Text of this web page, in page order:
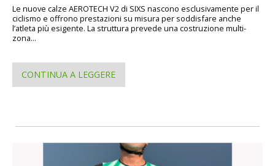
Le nuove calze AEROTECH V2 di SIXS nascono esclusivamente per il
ciclismo e offrono prestazioni su misura per soddisfare anche
l’atleta più esigente. La struttura prevede una costruzione multi-
zona...
CONTINUA A LEGGERE